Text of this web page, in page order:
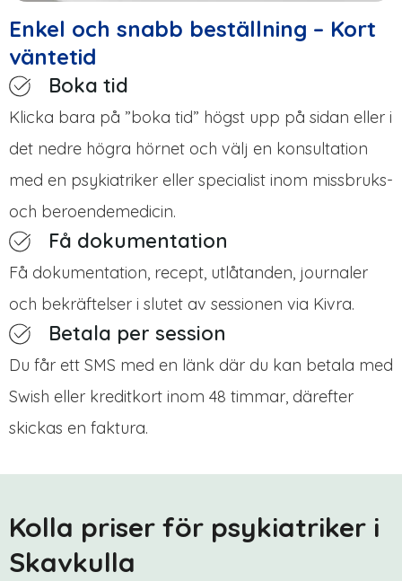
Enkel och snabb beställning – Kort
väntetid
Boka tid
Klicka bara på ”boka tid” högst upp på sidan eller i
det nedre högra hörnet och välj en konsultation
med en psykiatriker eller specialist inom missbruks-
och beroendemedicin.
Få dokumentation
Få dokumentation, recept, utlåtanden, journaler
och bekräftelser i slutet av sessionen via Kivra.
Betala per session
Du får ett SMS med en länk där du kan betala med
Swish eller kreditkort inom 48 timmar, därefter
skickas en faktura.
Kolla priser för psykiatriker i
Skavkulla